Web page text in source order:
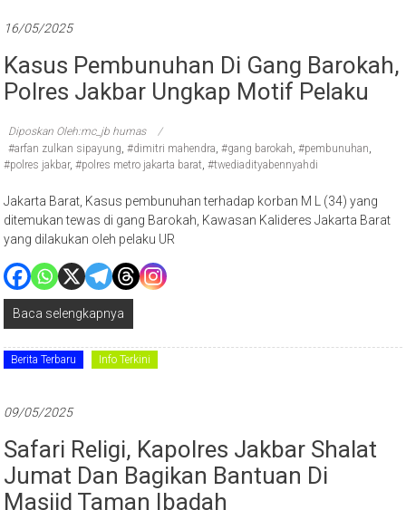
16/05/2025
Kasus Pembunuhan Di Gang Barokah,
Polres Jakbar Ungkap Motif Pelaku
Diposkan Oleh:mc_jb humas
#arfan zulkan sipayung ,#dimitri mahendra ,#gang barokah ,#pembunuhan
#polres jakbar,#polres metro jakarta barat ,#twediadityabennyahdi
Jakarta Barat, Kasus pembunuhan terhadap korban M L (34) yang
ditemukan tewas di gang Barokah, Kawasan Kalideres Jakarta Barat
yang dilakukan oleh pelaku UR
Baca selengkapnya
Berita Terbaru Info Terkini
09/05/2025
Safari Religi, Kapolres Jakbar Shalat
Jumat Dan Bagikan Bantuan Di
Masjid Taman Ibadah